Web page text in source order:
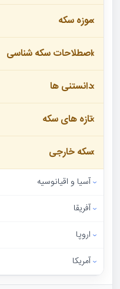
موزه سکه
اصطلاحات سکه شناسی
دانستنی ها
تازه های سکه
سکه خارجی
آسیا و اقیانوسیه
آفریقا
اروپا
آمریکا